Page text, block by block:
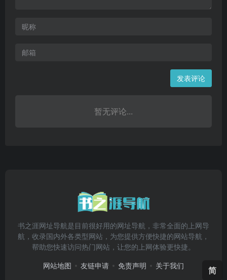
发表评论
暂无评论...
书之涯网址导航是目前很好用的网址导航，非常全面的上网导
航，收录国内外各类型网站，为您提供方便快捷的网站导航，
帮助您快速访问热门网站，让您的上网体验更快捷。
网站地图 友链申请 免责声明 关于我们 简